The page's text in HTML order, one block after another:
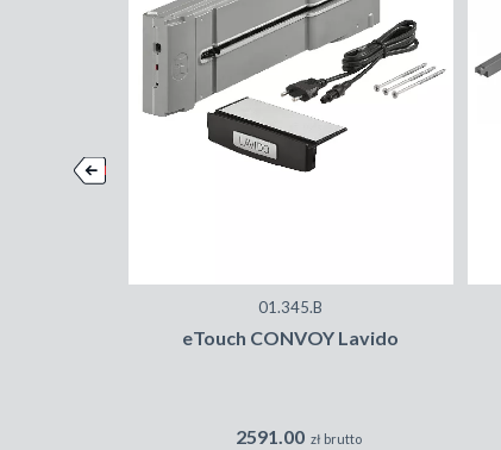
01.345.B
eTouch CONVOY Lavido
2591.00 zł brutto